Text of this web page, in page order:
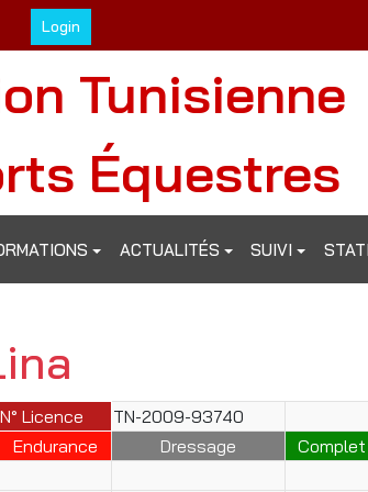
Login
Tunisienne
Équestres
ACTUALITÉS SUIVI
N° Licence
TN-2009-93740
Endurance Dressage Complet